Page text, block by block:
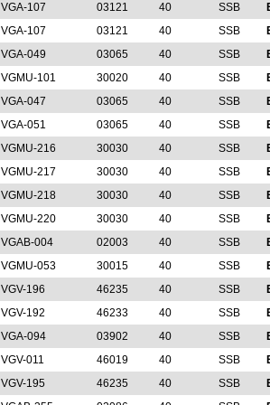
VGA-107 03121 40 SSB
VGA-107 03121 40 SSB
VGA-049 03065 40 SSB
VGMU-101 30020 40 SSB
VGA-047 03065 40 SSB
VGA-051 03065 40 SSB
VGMU-216 30030 40 SSB
VGMU-217 30030 40 SSB
VGMU-218 30030 40 SSB
VGMU-220 30030 40 SSB
VGAB-004 02003 40 SSB
VGMU-053 30015 40 SSB
VGV-196 46235 40 SSB
VGV-192 46233 40 SSB
VGA-094 03902 40 SSB
VGV-011 46019 40 SSB
VGV-195 46235 40 SSB